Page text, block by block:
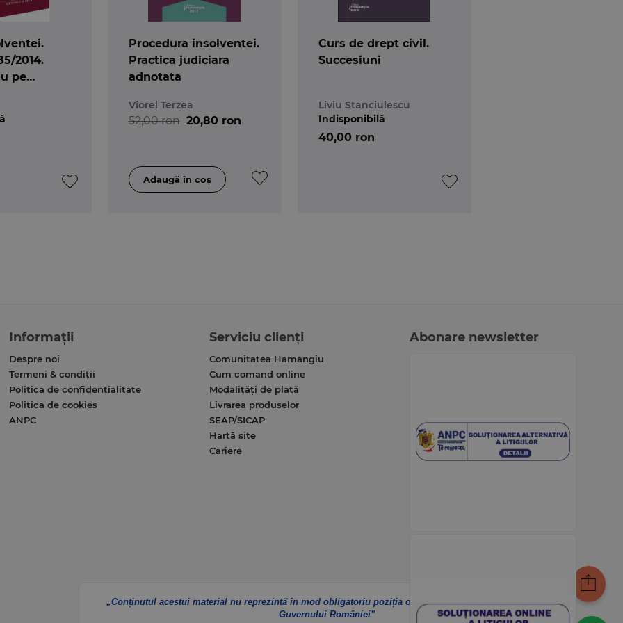
2014.
pe
Procedura insolventei.
Practica judiciara
adnotata
Viorel Terzea
52,00 ron 20,80 ron
Curs de drept civil.
Succesiuni
Liviu Stanciulescu
40,00 ron
Indisponibilă
Informații
Despre noi
Termeni & condiții
Politica de confidențialitate
Politica de cookies
ANPC
Serviciu clienți
Comunitatea Hamangiu
Cum comand online
Modalități de plată
Livrarea produselor
SEAP/SICAP
Hartă site
Cariere
Abonare newsletter
„Conținutul acestui material nu reprezintă în mod obligatoriu poziția oficială a Uniunii Europene sau a
Guvernului României”